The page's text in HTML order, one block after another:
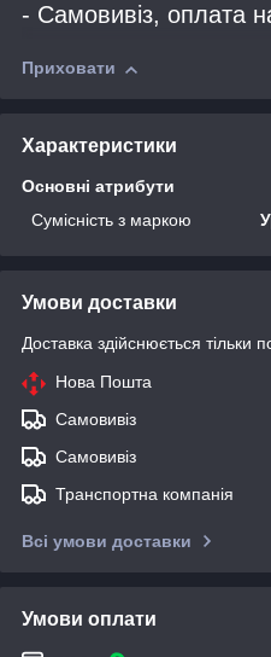
- Самовивіз, оплата
Приховати
Характеристики
Основні атрибути
Сумісність з маркою
Умови доставки
Доставка здійснюється тільки
Нова Пошта
Самовивіз
Самовивіз
Транспортна компанія
Всі умови доставки
Умови оплати